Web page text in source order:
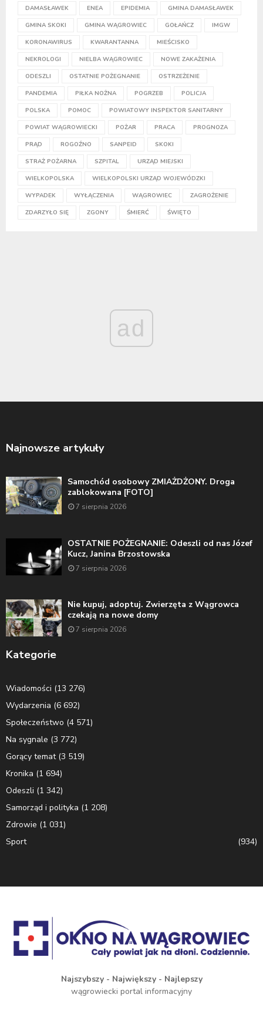
DAMASŁAWEK ENEA EPIDEMIA GMINA DAMASŁAWEK
GMINA SKOKI GMINA WĄGROWIEC GOŁAŃCZ IMGW
KORONAWIRUS KWARANTANNA MIEŚCISKO
NEKROLOGI NIELBA WĄGROWIEC NOWE ZAKAŻENIA
ODESZLI OSTATNIE POŻEGNANIE OSTRZEŻENIE
PANDEMIA PIŁKA NOŻNA POGRZEB POLICJA
POLSKA POMOC POWIATOWY INSPEKTOR SANITARNY
POWIAT WĄGROWIECKI POŻAR PRACA PROGNOZA
PRĄD ROGOŹNO SANPEID SKOKI
STRAŻ POŻARNA SZPITAL URZĄD MIEJSKI
WIELKOPOLSKA WIELKOPOLSKI URZĄD WOJEWÓDZKI
WYPADEK WYŁĄCZENIA WĄGROWIEC ZAGROŻENIE
ZDARZYŁO SIĘ ZGONY ŚMIERĆ ŚWIĘTO
ad
Najnowsze artykuły
Samochód osobowy ZMIAŻDŻONY. Droga
zablokowana [FOTO]
7 sierpnia 2026
OSTATNIE POŻEGNANIE: Odeszli od nas Józef
Kucz, Janina Brzostowska
7 sierpnia 2026
Nie kupuj, adoptuj. Zwierzęta z Wągrowca
czekają na nowe domy
7 sierpnia 2026
Kategorie
Wiadomości (13 276)
Wydarzenia (6 692)
Społeczeństwo (4 571)
Na sygnale (3 772)
Gorący temat(3 519)
Kronika (1 694)
Odeszli (1 342)
Samorząd i polityka (1 208)
Zdrowie (1 031)
Sport
(934)
Najszybszy - Największy - Najlepszy
wągrowiecki portal informacyjny